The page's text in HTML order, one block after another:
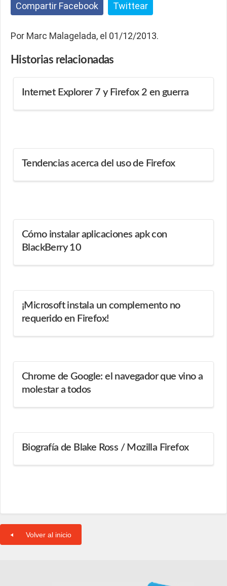
Compartir Facebook Twittear
Por Marc Malagelada, el 01/12/2013.
Historias relacionadas
Internet Explorer 7 y Firefox 2 en guerra
Tendencias acerca del uso de Firefox
Cómo instalar aplicaciones apk con
BlackBerry 10
¡Microsoft instala un complemento no
requerido en Firefox!
Chrome de Google: el navegador que vino a
molestar a todos
Biografía de Blake Ross / Mozilla Firefox
Volver al inicio